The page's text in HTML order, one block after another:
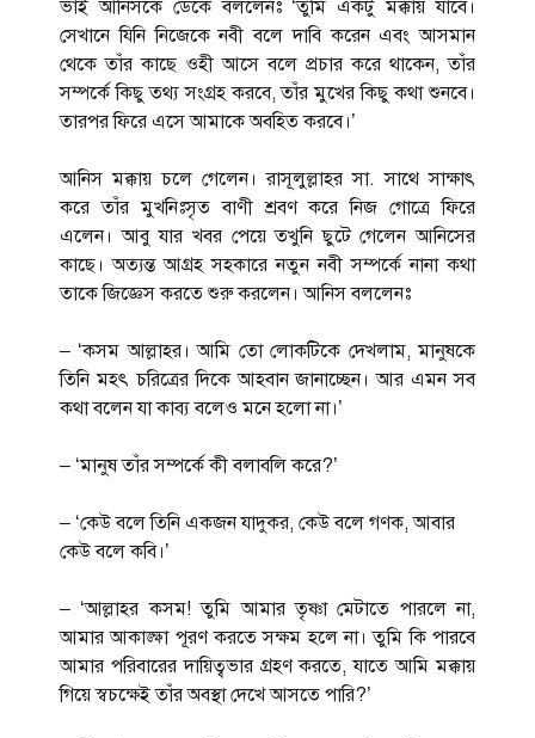
ভাই আনিসকে ডেকে বললেনঃ ‘তুমি একটু মক্কায় যাবে।
সেখানে যিনি নিজেকে নবী বলে দাবি করেন এবং আসমান
থেকে তাঁর কাছে ওহী আসে বলে প্রচার করে থাকেন, তাঁর
সম্পর্কে কিছু তথ্য সংগ্রহ করবে, তাঁর মুখের কিছু কথা শুনবে।
তারপর ফিরে এসে আমাকে অবহিত করবে।’
আনিস মক্কায় চলে গেলেন। রাসূলুল্লাহর সা. সাথে সাক্ষাৎ
করে তাঁর মুখনিঃসৃত বাণী শ্রবণ করে নিজ গোত্রে ফিরে
এলেন। আবু যার খবর পেয়ে তখুনি ছুটে গেলেন আনিসের
কাছে। অত্যন্ত আগ্রহ সহকারে নতুন নবী সম্পর্কে নানা কথা
তাকে জিজ্ঞেস করতে শুরু করলেন। আনিস বললেনঃ
– ‘কসম আল্লাহর। আমি তো লোকটিকে দেখলাম, মানুষকে
তিনি মহৎ চরিত্রের দিকে আহবান জানাচ্ছেন। আর এমন সব
কথা বলেন যা কাব্য বলেও মনে হলো না।’
– ‘মানুষ তাঁর সম্পর্কে কী বলাবলি করে?’
– ‘কেউ বলে তিনি একজন যাদুকর, কেউ বলে গণক, আবার
কেউ বলে কবি।’
– ‘আল্লাহর কসম! তুমি আমার তৃষ্ণা মেটাতে পারলে না,
আমার আকাঙ্ক্ষা পূরণ করতে সক্ষম হলে না। তুমি কি পারবে
আমার পরিবারের দায়িত্বভার গ্রহণ করতে, যাতে আমি মক্কায়
গিয়ে স্বচক্ষেই তাঁর অবস্থা দেখে আসতে পারি?’